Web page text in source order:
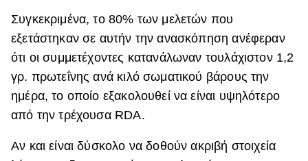
Συγκεκριμένα, το 80% των μελετών που
εξετάστηκαν σε αυτήν την ανασκόπηση ανέφεραν
ότι οι συμμετέχοντες κατανάλωναν τουλάχιστον 1,2
γρ. πρωτεΐνης ανά κιλό σωματικού βάρους την
ημέρα, το οποίο εξακολουθεί να είναι υψηλότερο
από την τρέχουσα RDA.
Αν και είναι δύσκολο να δοθούν ακριβή στοιχεία